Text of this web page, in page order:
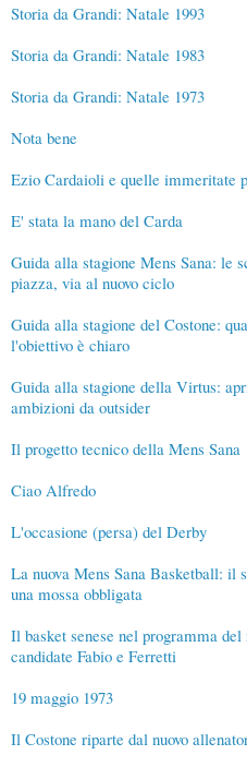
Storia da Grandi: Natale 1993
Storia da Grandi: Natale 1983
Storia da Grandi: Natale 1973
Nota bene
Ezio Cardaioli e quelle immeritate
E' stata la mano del Carda
Guida alla stagione Mens Sana: le
piazza, via al nuovo ciclo
Guida alla stagione del Costone:
l'obiettivo è chiaro
Guida alla stagione della Virtus:
ambizioni da outsider
Il progetto tecnico della Mens Sana
Ciao Alfredo
L'occasione (persa) del Derby
La nuova Mens Sana Basketball: il
una mossa obbligata
Il basket senese nel programma
candidate Fabio e Ferretti
19 maggio 1973
Il Costone riparte dal nuovo